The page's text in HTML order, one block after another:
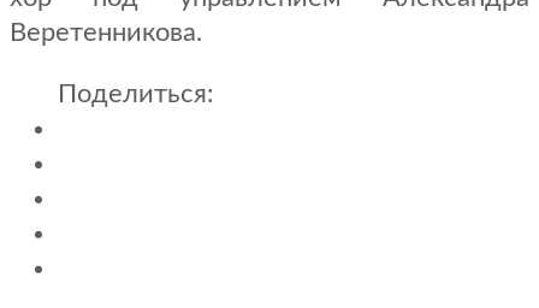
Веретенникова.
Поделиться: